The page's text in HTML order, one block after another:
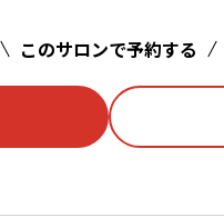
このサロンで予約する